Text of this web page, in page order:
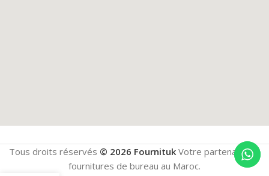
Tous droits réservés © 2026 Fournituk Votre partenaire en
fournitures de bureau au Maroc.